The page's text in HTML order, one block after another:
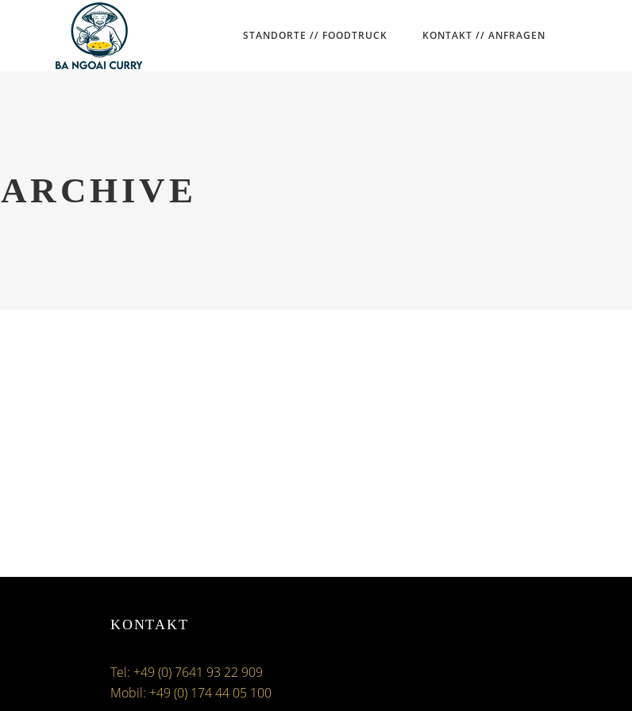
STANDORTE // FOODTRUCK KONTAKT // ANFRAGEN
ARCHIVE
KONTAKT
Tel: +49 (0) 7641 93 22 909
Mobil: +49 (0) 174 44 05 100